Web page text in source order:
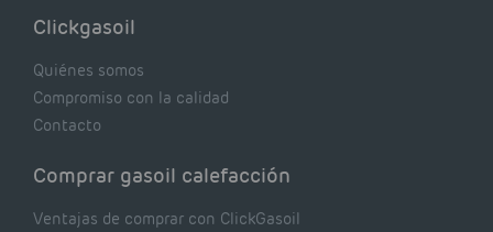
de tu caldera. Pocas se contrastan con lo que
Clickgasoil
Quiénes somos
Compromiso con la calidad
Contacto
Comprar gasoil calefacción
Ventajas de comprar con ClickGasoil